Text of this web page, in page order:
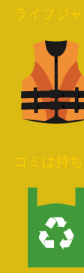
ライフジ
ゴミは持